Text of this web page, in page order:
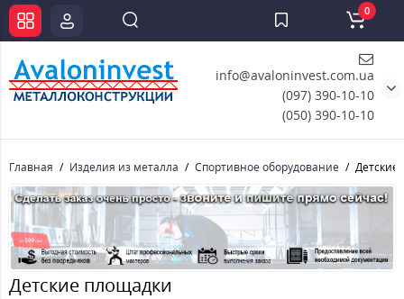
info@avaloninvest.com.ua
(097) 390-10-10
(050) 390-10-10
0
Главная Изделия из металла Спортивное оборудование Детские
Детские площадки